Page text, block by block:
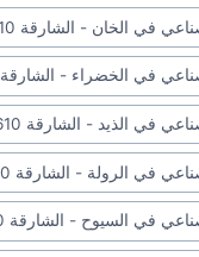
الخان - الشارقة 0582482610
الخضراء - الشارقة 0582482610
الذيد - الشارقة 0582482610
الرولة - الشارقة 0582482610
السيوح - الشارقة 0582482610